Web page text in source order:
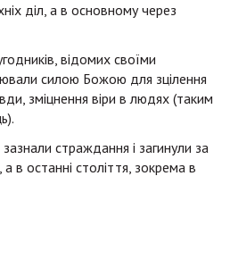
діл, а в основному через
відомих своїми
силою Божою для зцілення
зміцнення віри в людях (таким
страждання і загинули за
в останні століття, зокрема в